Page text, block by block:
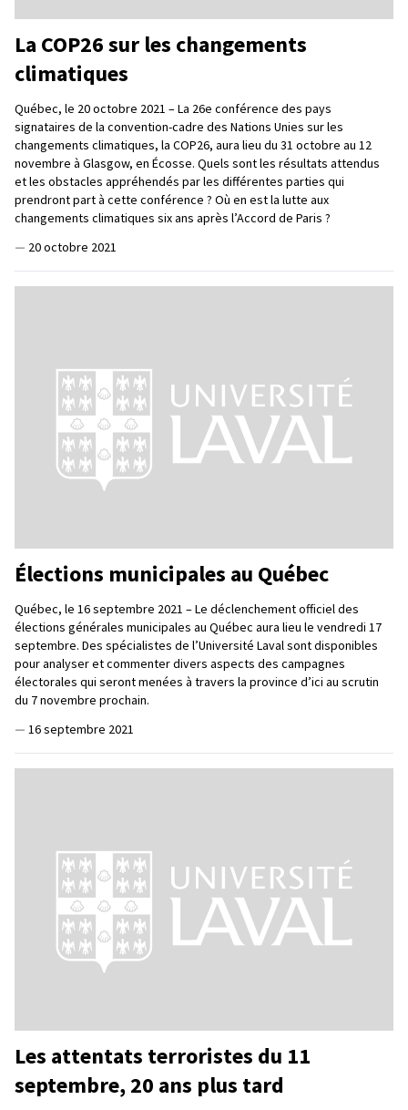
La COP26 sur les changements
climatiques
Québec, le 20 octobre 2021 – La 26e conférence des pays
signataires de la convention-cadre des Nations Unies sur les
changements climatiques, la COP26, aura lieu du 31 octobre au 12
novembre à Glasgow, en Écosse. Quels sont les résultats attendus
et les obstacles appréhendés par les différentes parties qui
prendront part à cette conférence ? Où en est la lutte aux
changements climatiques six ans après l’Accord de Paris ?
— 20 octobre 2021
Élections municipales au Québec
Québec, le 16 septembre 2021 – Le déclenchement officiel des
élections générales municipales au Québec aura lieu le vendredi 17
septembre. Des spécialistes de l’Université Laval sont disponibles
pour analyser et commenter divers aspects des campagnes
électorales qui seront menées à travers la province d’ici au scrutin
du 7 novembre prochain.
— 16 septembre 2021
Les attentats terroristes du 11
septembre, 20 ans plus tard